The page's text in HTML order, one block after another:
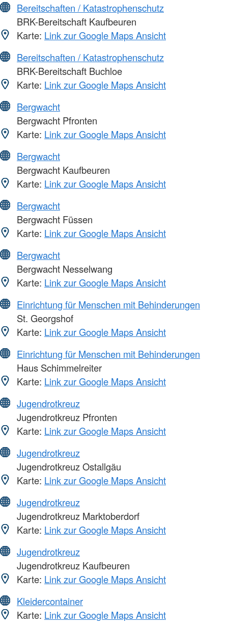
Bereitschaften / Katastrophenschutz
BRK-Bereitschaft Kaufbeuren
Karte: Link zur Google Maps Ansicht
Bereitschaften / Katastrophenschutz
BRK-Bereitschaft Buchloe
Karte: Link zur Google Maps Ansicht
Bergwacht
Bergwacht Pfronten
Karte: Link zur Google Maps Ansicht
Bergwacht
Bergwacht Kaufbeuren
Karte: Link zur Google Maps Ansicht
Bergwacht
Bergwacht Füssen
Karte: Link zur Google Maps Ansicht
Bergwacht
Bergwacht Nesselwang
Karte: Link zur Google Maps Ansicht
Einrichtung für Menschen mit Behinderungen
St. Georgshof
Karte: Link zur Google Maps Ansicht
Einrichtung für Menschen mit Behinderungen
Haus Schimmelreiter
Karte: Link zur Google Maps Ansicht
Jugendrotkreuz
Jugendrotkreuz Pfronten
Karte: Link zur Google Maps Ansicht
Jugendrotkreuz
Jugendrotkreuz Ostallgäu
Karte: Link zur Google Maps Ansicht
Jugendrotkreuz
Jugendrotkreuz Marktoberdorf
Karte: Link zur Google Maps Ansicht
Jugendrotkreuz
Jugendrotkreuz Kaufbeuren
Karte: Link zur Google Maps Ansicht
Kleidercontainer
Karte: Link zur Google Maps Ansicht